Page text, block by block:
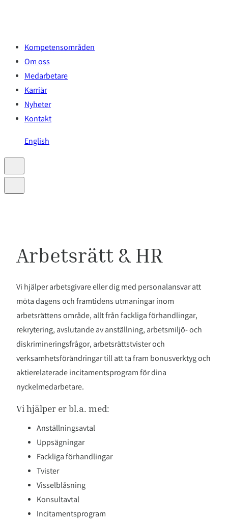
Kompetensområden
Om oss
Medarbetare
Karriär
Nyheter
Kontakt
English
Arbetsrätt & HR
Vi hjälper arbetsgivare eller dig med personalansvar att
möta dagens och framtidens utmaningar inom
arbetsrättens område, allt från fackliga förhandlingar,
rekrytering, avslutande av anställning, arbetsmiljö- och
diskrimineringsfrågor, arbetsrättstvister och
verksamhetsförändringar till att ta fram bonusverktyg och
aktierelaterade incitamentsprogram för dina
nyckelmedarbetare.
Vi hjälper er bl.a. med:
Anställningsavtal
Uppsägningar
Fackliga förhandlingar
Tvister
Visselblåsning
Konsultavtal
Incitamentsprogram